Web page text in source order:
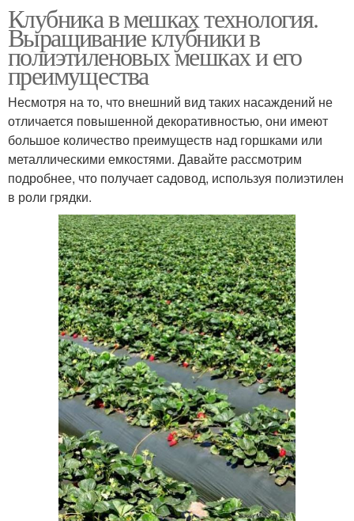
Клубника в мешках технология.
Выращивание клубники в
полиэтиленовых мешках и его
преимущества
Несмотря на то, что внешний вид таких насаждений не
отличается повышенной декоративностью, они имеют
большое количество преимуществ над горшками или
металлическими емкостями. Давайте рассмотрим
подробнее, что получает садовод, используя полиэтилен
в роли грядки.